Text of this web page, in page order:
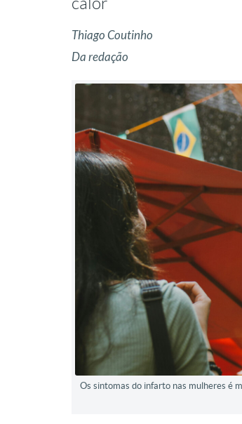
Thiago Coutinho
Da redação
Os sintomas do infarto nas mulheres é